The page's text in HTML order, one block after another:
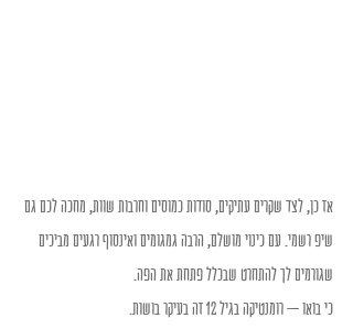
אז כן, לצד שקרים עתיקים, סודות כמוסים וחרבות שוות, מחכה לכם גם
שיפ רשמי. עם כינוי מושלם, הרבה גמגומים ואינסוף רגעים מביכים
שגורמים לך להתחרט שבכלל פתחת את הפה.
כי בואו – רומנטיקה בגיל 12 זה בעיקר בושות.